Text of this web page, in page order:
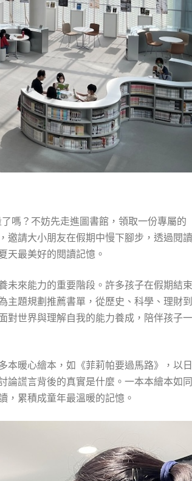
嗎？不妨先走進圖書館，領取一份專屬的
邀請大小朋友在假期中慢下腳步，透過閱
天最美好的閱讀記憶。
未來能力的重要階段。許多孩子在假期結
主題規劃推薦書單，從歷史、科學、理財
對世界與理解自我的能力養成，陪伴孩子
本暖心繪本，如《菲莉帕要過馬路》，以
論謊言背後的真實是什麼。一本本繪本如
，累積成童年最溫暖的記憶。